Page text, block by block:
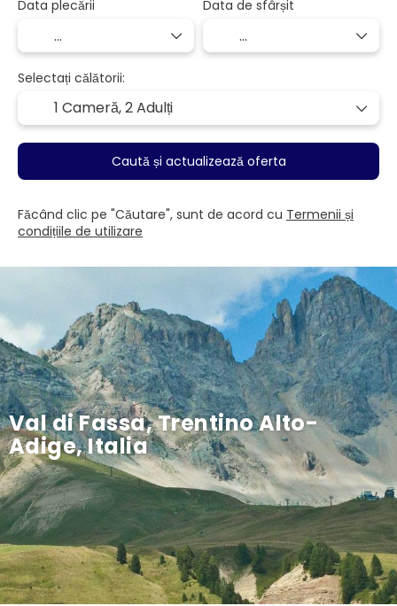
Val di Fassa, Trentino Alto-
Adige, Italia
Data plecării Data de sfârșit
Selectați călătorii:
1 Cameră,2 Adulți
Caută și actualizează oferta
Făcând clic pe "Căutare", sunt de acord cu Termenii și
condițiile de utilizare